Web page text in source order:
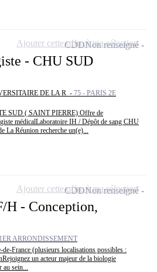
- CHU SUD
DE LA R - 75 - PARIS 2E
SUD ( SAINT PIERRE) Offre de
médicalLaboratoire IH / Dépôt de sang CHU
Réunion recherche un(e)...
CDDNon renseigné
Ajouter cette offre à ma sélection
H - Conception,
ARRONDISSEMENT
France (plusieurs localisations possibles :
un acteur majeur de la biologie
sein...
CDDNon renseigné
Ajouter cette offre à ma sélection